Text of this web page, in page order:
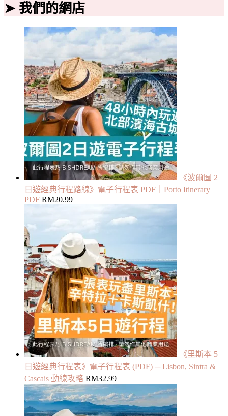
➤ 我們的網店
《波爾圖 2
日遊經典行程路線》電子行程表 PDF｜Porto Itinerary
PDF RM20.99
《里斯本 5
日遊經典行程表》電子行程表 (PDF) ─ Lisbon, Sintra &
Cascais 動線攻略 RM32.99